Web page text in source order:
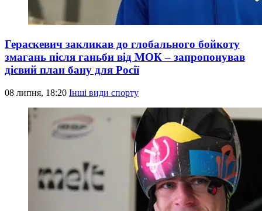
Гераскевич закликав до глобального бойкоту
змагань після ганьби від МОК – запропонував
дієвий план бану для Росії
08 липня, 18:20 Інші види спорту